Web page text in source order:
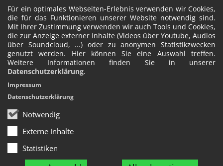
Für ein optimales Webseiten-Erlebnis verwenden wir Cookies,
die für das Funktionieren unserer Website notwendig sind.
Mit Ihrer Zustimmung verwenden wir auch Tools und Cookies,
die zur Anzeige externer Inhalte (Videos über Youtube, Audios
über Soundcloud, ...) oder zu anonymen Statistikzwecken
genutzt werden. Hier können Sie eine Auswahl treffen.
Weitere Informationen finden Sie in unserer
Datenschutzerklärung.
Notwendig
Externe Inhalte
Statistiken
Impressum
Datenschutzerklärung